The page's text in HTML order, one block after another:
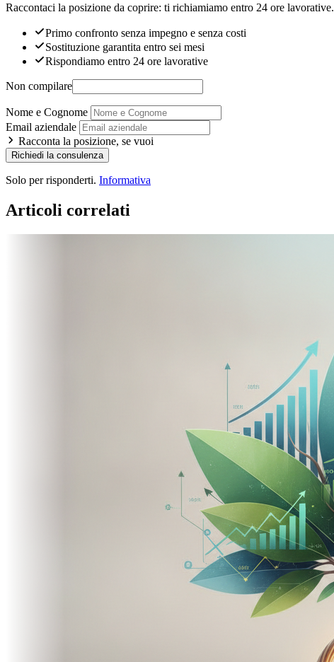
Raccontaci la posizione da coprire: ti richiamiamo entro 24 ore lavorative.
Primo confronto senza impegno e senza costi
Sostituzione garantita entro sei mesi
Rispondiamo entro 24 ore lavorative
Non compilare
Nome e Cognome
Email aziendale
Racconta la posizione, se vuoi
Richiedi la consulenza
Solo per risponderti. Informativa
Articoli correlati